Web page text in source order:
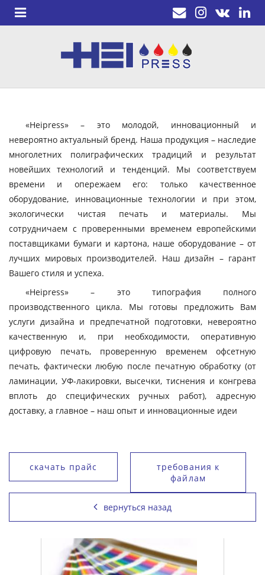
«Heipress» – это молодой, инновационный и
невероятно актуальный бренд. Наша продукция – наследие
многолетних полиграфических традиций и результат
новейших технологий и тенденций. Мы соответствуем
времени и опережаем его: только качественное
оборудование, инновационные технологии и при этом,
экологически чистая печать и материалы. Мы
сотрудничаем с проверенными временем европейскими
поставщиками бумаги и картона, наше оборудование – от
лучших мировых производителей. Наш дизайн – гарант
Вашего стиля и успеха.
«Heipress» – это типография полного
производственного цикла. Мы готовы предложить Вам
услуги дизайна и предпечатной подготовки, невероятно
качественную и, при необходимости, оперативную
цифровую печать, проверенную временем офсетную
печать, фактически любую после печатную обработку (от
ламинации, УФ-лакировки, высечки, тиснения и конгрева
вплоть до специфических ручных работ), адресную
доставку, а главное – наш опыт и инновационные идеи
скачать прайс
требования к
файлам
вернуться назад